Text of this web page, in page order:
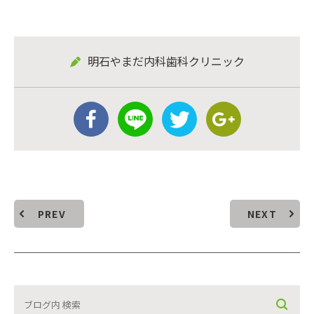
明石やまだ内科歯科クリニック
PREV NEXT